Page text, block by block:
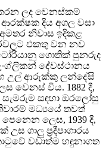
ලද වෙනස්කම්
දිය අගල වසා
නිවාස ඉදිකළ
එකතු වන නව
ගොතික් පුනරුද
දේවස්ථානය
උල් ආරුක්කු ලන්දේසි
වෙනස් විය. 1882 දී,
සඳහා ඔරලෝසු
මධ්‍යයේ තවත්
ලෙස, 1939 දී,
ගාලු ප්‍රදීපාගාරය
වඩාත්ම හඳුනාගත